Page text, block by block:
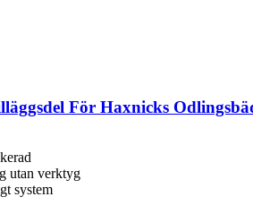
För Haxnicks
utan verktyg
system